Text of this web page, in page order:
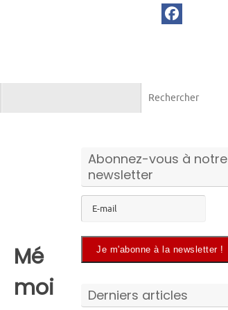
Mé
moi
Abonnez-vous à notre
newsletter
Derniers articles